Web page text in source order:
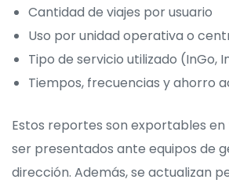
Cantidad de viajes por usuario
Uso por unidad operativa o
Tipo de servicio utilizado (InGo,
Tiempos, frecuencias y ahorro
Estos reportes son exportables
ser presentados ante equipos de
dirección. Además, se actualizan